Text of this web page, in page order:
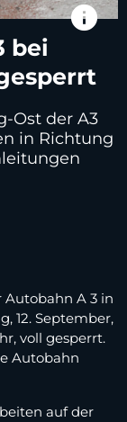
info
bei
Ost der A3
in Richtung
Autobahn A 3 in
12. September,
voll gesperrt.
Autobahn
auf der